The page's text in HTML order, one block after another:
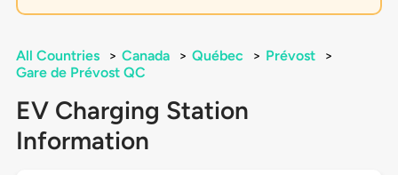
All Countries > Canada > Québec > Prévost
>
Gare de Prévost QC
EV Charging Station
Information